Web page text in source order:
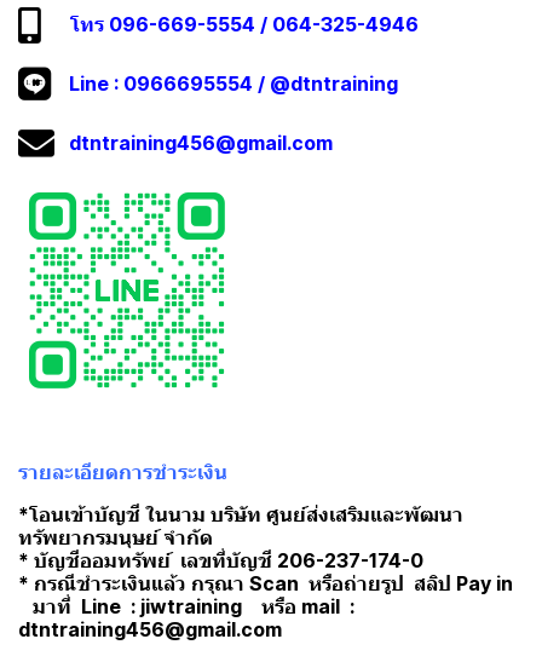
โทร 096-669-5554 / 064-325-4946
Line : 0966695554 / @dtntraining
dtntraining456@gmail.com
รายละเอียดการชำระเงิน
*โอนเข้าบัญชี ในนาม บริษัท ศูนย์ส่งเสริมและพัฒนา
ทรัพยากรมนุษย์ จำกัด
* บัญชีออมทรัพย์ เลขที่บัญชี 206-237-174-0
* กรณีชำระเงินแล้ว กรุณา Scan หรือถ่ายรูป สลิป Pay in
มาที่ Line : jiwtraining หรือ mail :
dtntraining456@gmail.com